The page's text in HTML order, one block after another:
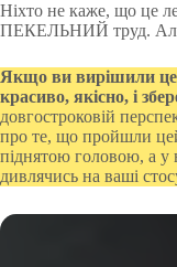
Ніхто не каже, що це
ПЕКЕЛЬНИЙ труд. Але,
Якщо ви вирішили це
красиво, якісно, і
довгостроковій
про те, що пройшли
піднятою головою, а у
дивлячись на ваші